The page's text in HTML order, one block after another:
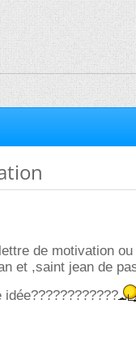
de motivation
et ,saint jean de